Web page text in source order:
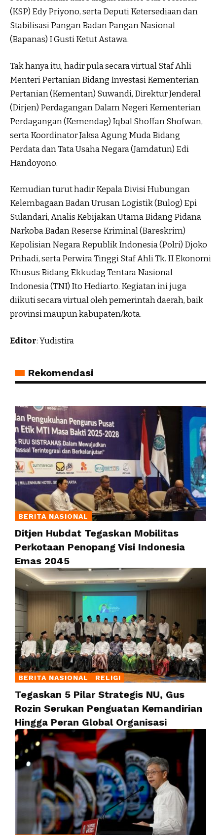
(KSP) Edy Priyono, serta Deputi Ketersediaan dan
Stabilisasi Pangan Badan Pangan Nasional
(Bapanas) I Gusti Ketut Astawa.
Tak hanya itu, hadir pula secara virtual Staf Ahli
Menteri Pertanian Bidang Investasi Kementerian
Pertanian (Kementan) Suwandi, Direktur Jenderal
(Dirjen) Perdagangan Dalam Negeri Kementerian
Perdagangan (Kemendag) Iqbal Shoffan Shofwan,
serta Koordinator Jaksa Agung Muda Bidang
Perdata dan Tata Usaha Negara (Jamdatun) Edi
Handoyono.
Kemudian turut hadir Kepala Divisi Hubungan
Kelembagaan Badan Urusan Logistik (Bulog) Epi
Sulandari, Analis Kebijakan Utama Bidang Pidana
Narkoba Badan Reserse Kriminal (Bareskrim)
Kepolisian Negara Republik Indonesia (Polri) Djoko
Prihadi, serta Perwira Tinggi Staf Ahli Tk. II Ekonomi
Khusus Bidang Ekkudag Tentara Nasional
Indonesia (TNI) Ito Hediarto. Kegiatan ini juga
diikuti secara virtual oleh pemerintah daerah, baik
provinsi maupun kabupaten/kota.
Editor: Yudistira
Rekomendasi
BERITA NASIONAL
Ditjen Hubdat Tegaskan Mobilitas
Perkotaan Penopang Visi Indonesia
Emas 2045
BERITA NASIONAL RELIGI
Tegaskan 5 Pilar Strategis NU, Gus
Rozin Serukan Penguatan Kemandirian
Hingga Peran Global Organisasi